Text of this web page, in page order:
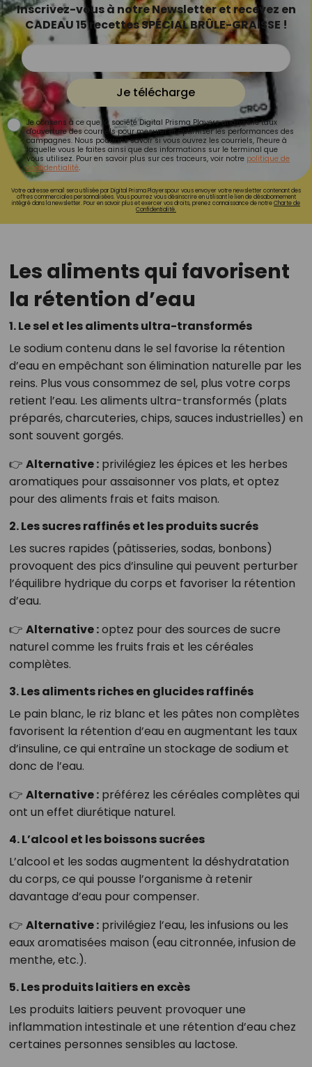
Inscrivez-vous à notre Newsletter et recevez en
CADEAU 15 recettes SPÉCIAL BRÛLE-GRAISSE !
Je télécharge
Je consens à ce que la société Digital Prisma Players analyse le taux
d'ouverture des courriels pour mesurer et optimiser les performances des
campagnes. Nous pourrons savoir si vous ouvrez les courriels, l'heure à
laquelle vous le faites ainsi que des informations sur le terminal que
vous utilisez. Pour en savoir plus sur ces traceurs, voir notre politique de
confidentialité.
Votre adresse email sera utilisée par Digital Prisma Playerspour vous envoyer votre newsletter contenant des
offres commerciales personnalisées. Vous pourrez vous désinscrire en utilisant le lien de désabonnement
intégré dans la newsletter. Pour en savoir plus et exercer vos droits, prenez connaissance de notreCharte de
Confidentialité.
Les aliments qui favorisent
la rétention d’eau
1. Le sel et les aliments ultra-transformés
Le sodium contenu dans le sel favorise la rétention
d’eau en empêchant son élimination naturelle par les
reins. Plus vous consommez de sel, plus votre corps
retient l’eau. Les aliments ultra-transformés (plats
préparés, charcuteries, chips, sauces industrielles) en
sont souvent gorgés.
👉 Alternative :privilégiez les épices et les herbes
aromatiques pour assaisonner vos plats, et optez
pour des aliments frais et faits maison.
2. Les sucres raffinés et les produits sucrés
Les sucres rapides (pâtisseries, sodas, bonbons)
provoquent des pics d’insuline qui peuvent perturber
l’équilibre hydrique du corps et favoriser la rétention
d’eau.
👉 Alternative :optez pour des sources de sucre
naturel comme les fruits frais et les céréales
complètes.
3. Les aliments riches en glucides raffinés
Le pain blanc, le riz blanc et les pâtes non complètes
favorisent la rétention d’eau en augmentant les taux
d’insuline, ce qui entraîne un stockage de sodium et
donc de l’eau.
👉 Alternative :préférez les céréales complètes qui
ont un effet diurétique naturel.
4. L’alcool et les boissons sucrées
L’alcool et les sodas augmentent la déshydratation
du corps, ce qui pousse l’organisme à retenir
davantage d’eau pour compenser.
👉 Alternative :privilégiez l’eau, les infusions ou les
eaux aromatisées maison (eau citronnée, infusion de
menthe, etc.).
5. Les produits laitiers en excès
Les produits laitiers peuvent provoquer une
inflammation intestinale et une rétention d’eau chez
certaines personnes sensibles au lactose.